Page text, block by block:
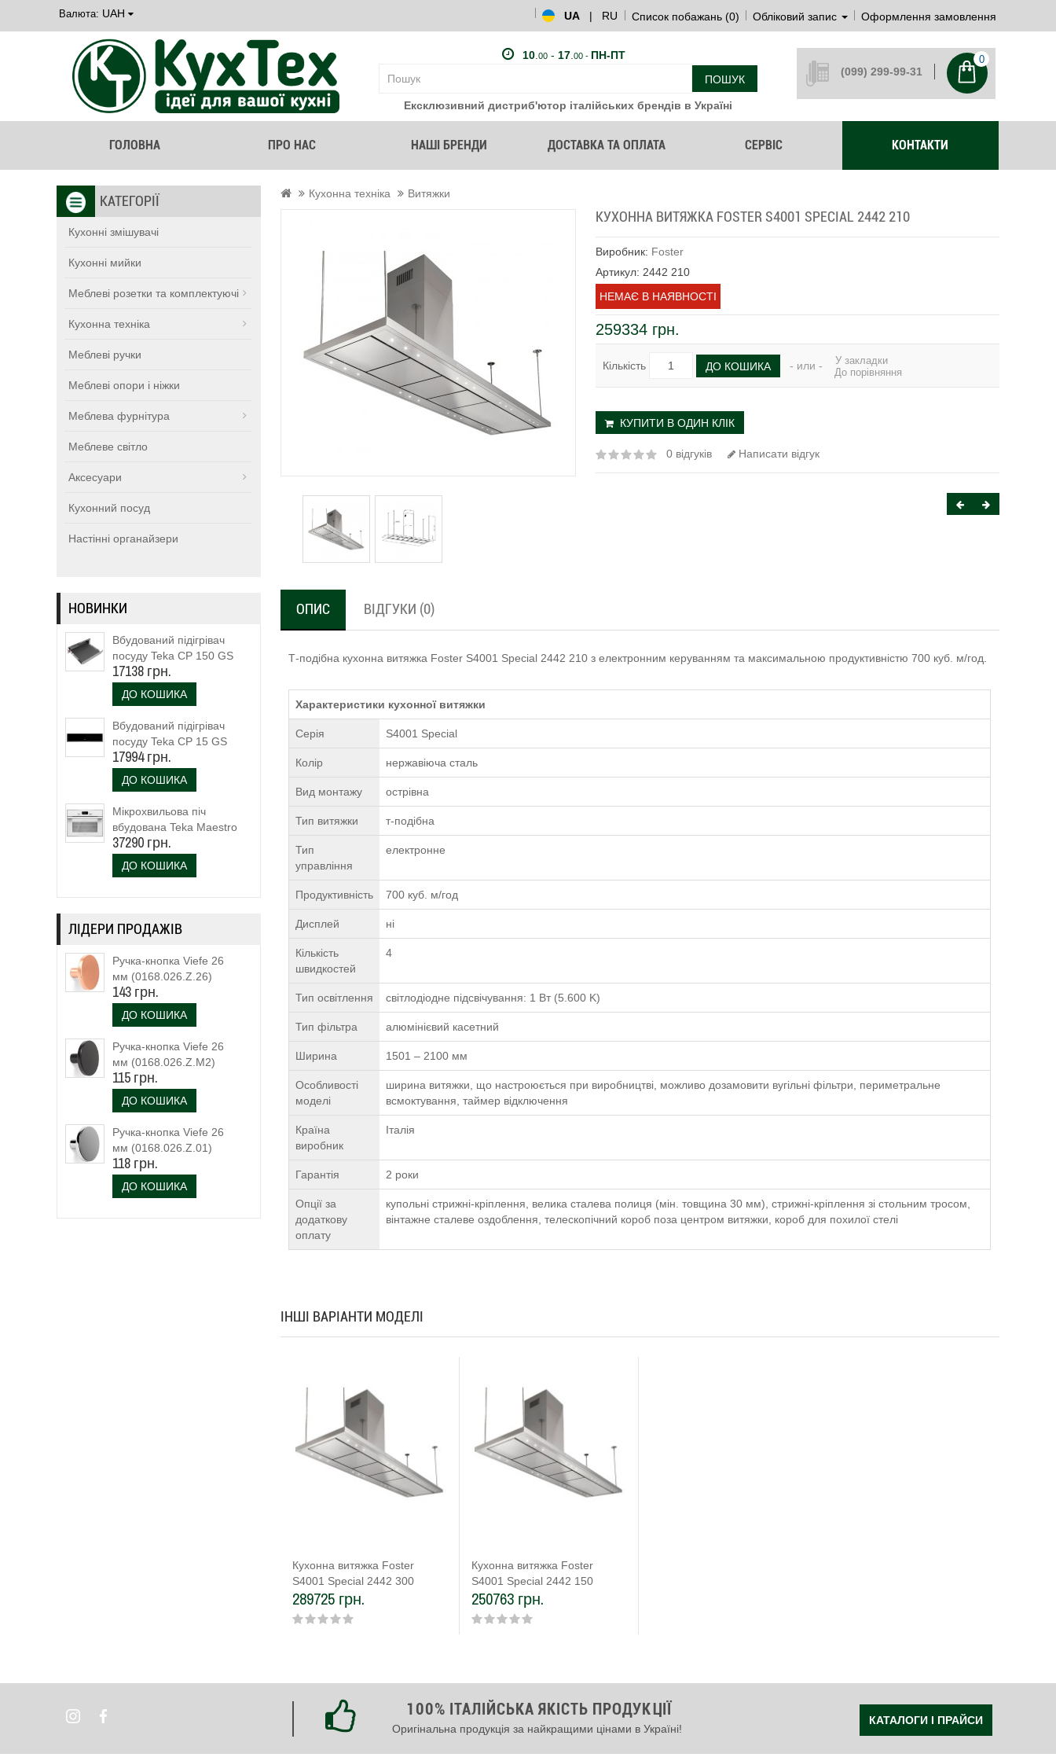
Валюта: UAH UA | RU Список побажань (0) Обліковий запис Оформлення замовлення
10. 00- 17. 00 - ПН-ПТ
ПОШУК
Ексклюзивний дистриб'ютор італійських брендів в Україні
(099) 299-99-31
0
ГОЛОВНА ПРО НАС НАШІ БРЕНДИ ДОСТАВКА ТА ОПЛАТА СЕРВІС КОНТАКТИ
КАТЕГОРІЇ
Кухонні змішувачі
Кухонні мийки
Меблеві розетки та комплектуючі
Кухонна техніка
Меблеві ручки
Меблеві опори і ніжки
Меблева фурнітура
Меблеве світло
Аксесуари
Кухонний посуд
Настінні органайзери
НОВИНКИ
Вбудований підігрівач
посуду Teka CP 150 GS
(111600003)
17138 грн.
ДО КОШИКА
Вбудований підігрівач
посуду Teka CP 15 GS
(40589920)
17994 грн.
ДО КОШИКА
Мікрохвильова піч
вбудована Teka Maestro
MLC 844 (111160023)
біле скло
37290 грн.
ДО КОШИКА
ЛІДЕРИ ПРОДАЖІВ
Ручка-кнопка Viefe 26
мм (0168.026.Z.26)
143 грн.
ДО КОШИКА
Ручка-кнопка Viefe 26
мм (0168.026.Z.M2)
чорний матовий
115 грн.
ДО КОШИКА
Ручка-кнопка Viefe 26
мм (0168.026.Z.01)
118 грн.
ДО КОШИКА
Кухонна техніка Витяжки
КУХОННА ВИТЯЖКА FOSTER S4001 SPECIAL 2442 210
Виробник: Foster
Артикул: 2442 210
НЕМАЄ В НАЯВНОСТІ
259334 грн.
Кількість ДО КОШИКА - или -
У закладки
До порівняння
КУПИТИ В ОДИН КЛІК
0 відгуків Написати відгук
ОПИС ВІДГУКИ (0)
Т-подібна кухонна витяжка Foster S4001 Special 2442 210 з електронним керуванням та максимальною продуктивністю 700 куб. м/год.
Характеристики кухонної витяжки
Серія S4001 Special
Колір нержавіюча сталь
Вид монтажу острівна
Тип витяжки т-подібна
Тип
управління
електронне
Продуктивність 700 куб. м/год
Дисплей ні
Кількість
швидкостей
4
Тип освітлення світлодіодне підсвічування: 1 Вт (5.600 K)
Тип фільтра алюмінієвий касетний
Ширина 1501 – 2100 мм
Особливості
моделі
ширина витяжки, що настроюється при виробництві, можливо дозамовити вугільні фільтри, периметральне
всмоктування, таймер відключення
Країна
виробник
Італія
Гарантія 2 роки
Опції за
додаткову
оплату
купольні стрижні-кріплення, велика сталева полиця (мін. товщина 30 мм), стрижні-кріплення зі стольним тросом,
вінтажне сталеве оздоблення, телескопічний короб поза центром витяжки, короб для похилої стелі
ІНШІ ВАРІАНТИ МОДЕЛІ
Кухонна витяжка Foster
S4001 Special 2442 300
289725 грн.
Кухонна витяжка Foster
S4001 Special 2442 150
250763 грн.
100% ІТАЛІЙСЬКА ЯКІСТЬ ПРОДУКЦІЇ
Оригінальна продукція за найкращими цінами в Україні!
КАТАЛОГИ І ПРАЙСИ